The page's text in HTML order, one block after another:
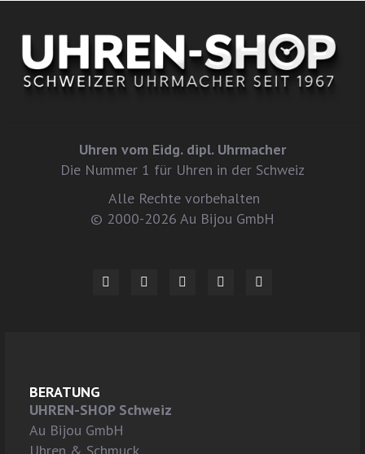
Uhren vom Eidg. dipl. Uhrmacher
Die Nummer 1 für Uhren in der Schweiz
Alle Rechte vorbehalten
© 2000-2026 Au Bijou GmbH
BERATUNG
UHREN-SHOP Schweiz
Au Bijou GmbH